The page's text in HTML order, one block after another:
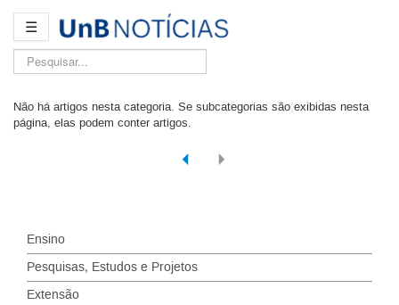
☰
Pesquisar...
Não há artigos nesta categoria. Se subcategorias são exibidas nesta
página, elas podem conter artigos.
Ensino
Pesquisas, Estudos e Projetos
Extensão